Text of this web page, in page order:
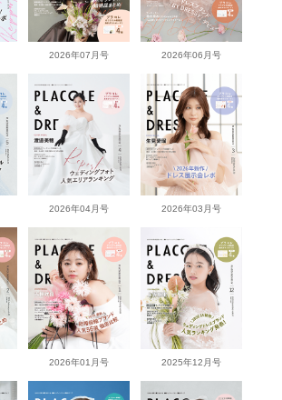
2026年07月号 2026年06月号
2026年04月号 2026年03月号
2026年01月号 2025年12月号